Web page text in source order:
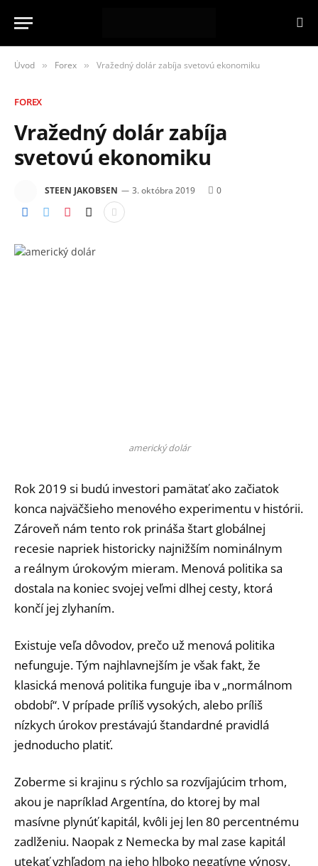
Úvod » Forex » Vražedný dolár zabíja svetovú ekonomiku
FOREX
Vražedný dolár zabíja
svetovú ekonomiku
STEEN JAKOBSEN 3. októbra 2019 0
americký dolár
Rok 2019 si budú investori pamätať ako začiatok
konca najväčšieho menového experimentu v histórii.
Zároveň nám tento rok prináša štart globálnej
recesie napriek historicky najnižším nominálnym
a reálnym úrokovým mieram. Menová politika sa
dostala na koniec svojej veľmi dlhej cesty, ktorá
končí jej zlyhaním.
Existuje veľa dôvodov, prečo už menová politika
nefunguje. Tým najhlavnejším je však fakt, že
klasická menová politika funguje iba v „normálnom
období“. V prípade príliš vysokých, alebo príliš
nízkych úrokov prestávajú štandardné pravidlá
jednoducho platiť.
Zoberme si krajinu s rýchlo sa rozvíjajúcim trhom,
akou je napríklad Argentína, do ktorej by mal
masívne plynúť kapitál, kvôli jej len 80 percentnému
zadlženiu. Naopak z Nemecka by mal zase kapitál
utekať vzhľadom na jeho hlboko negatívne výnosy.